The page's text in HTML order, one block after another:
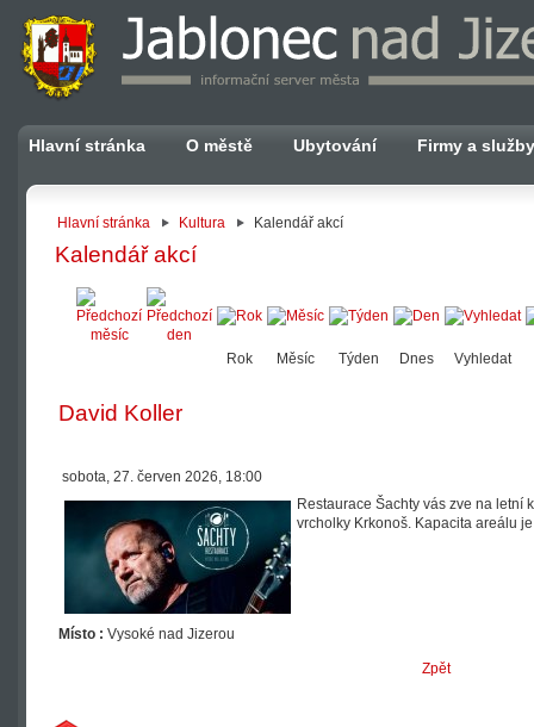
Hlavní stránka O městě Ubytování Firmy a služby
Hlavní stránka Kultura Kalendář akcí
Kalendář akcí
Rok Měsíc Týden Dnes Vyhledat
David Koller
sobota, 27. červen 2026, 18:00
Restaurace Šachty vás zve na letní
vrcholky Krkonoš. Kapacita areálu
Místo : Vysoké nad Jizerou
Zpět